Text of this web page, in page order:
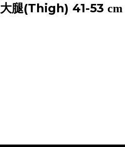
大腿(Thigh) 41-53